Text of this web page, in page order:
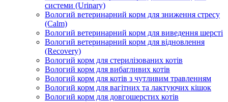
системи (Urinary)
Вологий ветеринарний корм для зниження стресу
(Calm)
Вологий ветеринарний корм для виведення шерсті
Вологий ветеринарний корм для відновлення
(Recovery)
Вологий корм для стерилізованих котів
Вологий корм для вибагливих котів
Вологий корм для котів з чутливим травленням
Вологий корм для вагітних та лактуючих кішок
Вологий корм для довгошерстих котів